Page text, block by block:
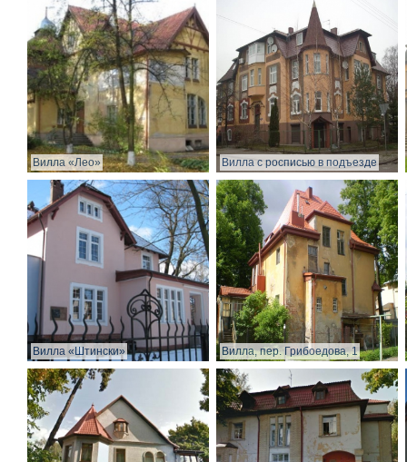
Вилла «Лео» Вилла с росписью в подъезде
Вилла «Штински» Вилла, пер. Грибоедова, 1